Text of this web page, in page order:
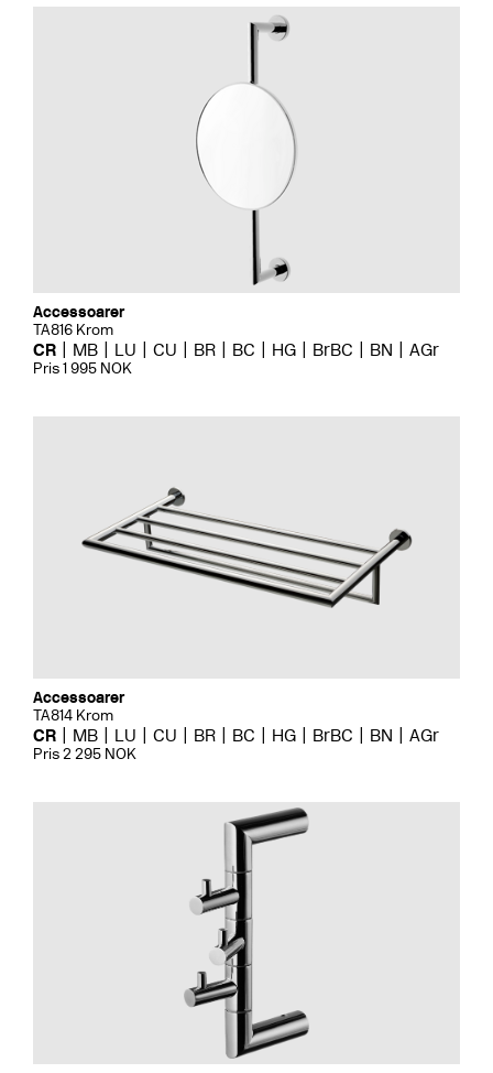
Accessoarer
TA816 Krom
CR MB LU CU BR BC HG BrBC BN AGr
Pris 1 995 NOK
Accessoarer
TA814 Krom
CR MB LU CU BR BC HG BrBC BN AGr
Pris 2 295 NOK